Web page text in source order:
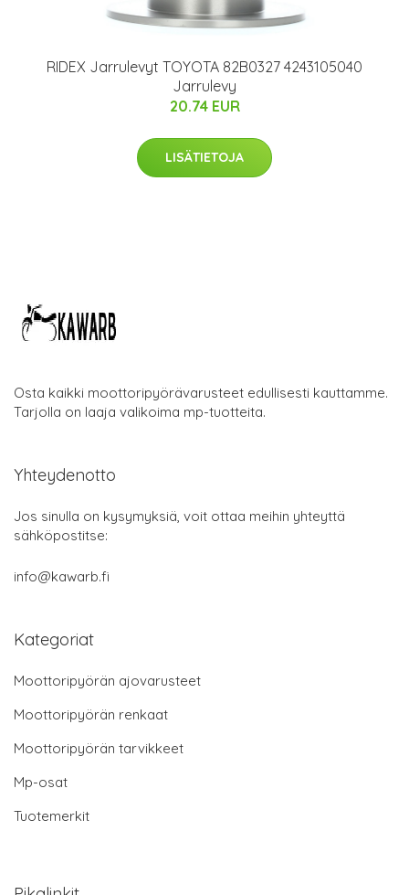
RIDEX Jarrulevyt TOYOTA 82B0327 4243105040
Jarrulevy
20.74 EUR
LISÄTIETOJA
Osta kaikki moottoripyörävarusteet edullisesti kauttamme.
Tarjolla on laaja valikoima mp-tuotteita.
Yhteydenotto
Jos sinulla on kysymyksiä, voit ottaa meihin yhteyttä
sähköpostitse:
info@kawarb.fi
Kategoriat
Moottoripyörän ajovarusteet
Moottoripyörän renkaat
Moottoripyörän tarvikkeet
Mp-osat
Tuotemerkit